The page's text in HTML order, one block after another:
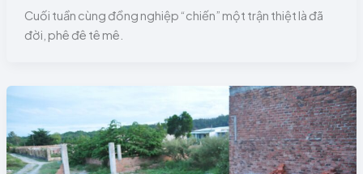
Cuối tuần cùng đồng nghiệp “chiến” một trận thiệt là đã
đời, phê đê tê mê.